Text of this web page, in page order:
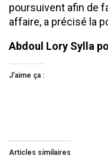
poursuivent afin de
affaire, a précisé la
Abdoul Lory Sylla
J’aime ça :
Articles similaires